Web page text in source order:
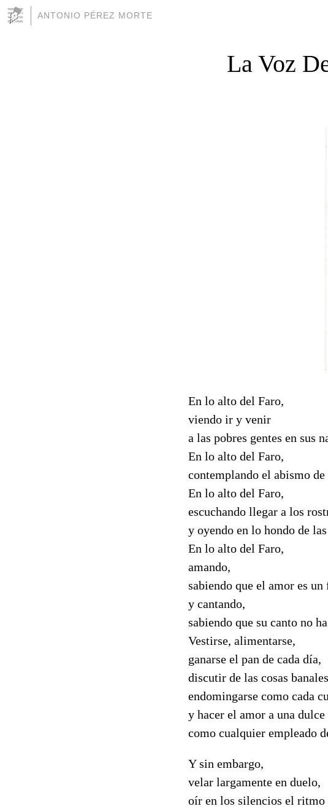
ANTONIO PÉREZ MORTE
La Voz
En lo alto del Faro,
viendo ir y venir
a las pobres gentes en sus
En lo alto del Faro,
contemplando el abismo
En lo alto del Faro,
escuchando llegar a los
y oyendo en lo hondo de
En lo alto del Faro,
amando,
sabiendo que el amor es un
y cantando,
sabiendo que su canto no
Vestirse, alimentarse,
ganarse el pan de cada día,
discutir de las cosas
endomingarse como cada
y hacer el amor a una dulce
como cualquier empleado
Y sin embargo,
velar largamente en duelo,
oír en los silencios el ritmo